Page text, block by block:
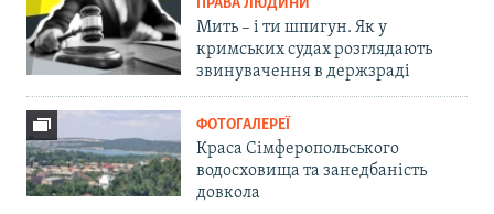
ПРАВА ЛЮДИНИ
Мить – і ти шпигун. Як у
кримських судах розглядають
звинувачення в держзраді
ФОТОГАЛЕРЕЇ
Краса Сімферопольського
водосховища та занедбаність
довкола